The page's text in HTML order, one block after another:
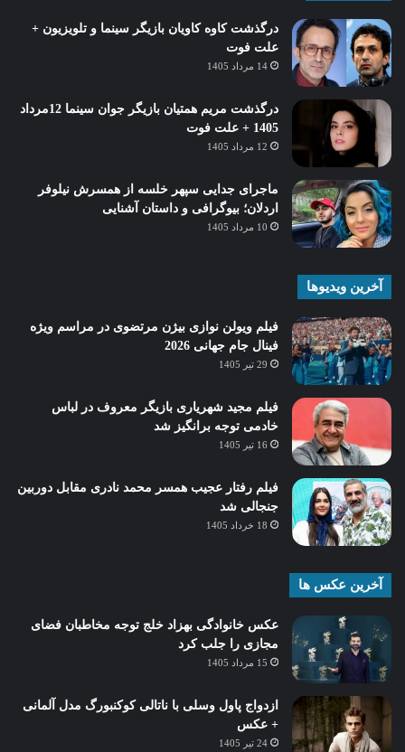
درگذشت کاوه کاویان بازیگر سینما و تلویزیون +
علت فوت
14 مرداد 1405
درگذشت مریم همتیان بازیگر جوان سینما 12مرداد
1405 + علت فوت
12 مرداد 1405
ماجرای جدایی سپهر خلسه از همسرش نیلوفر
اردلان؛ بیوگرافی و داستان آشنایی
10 مرداد 1405
آخرین ویدیوها
فیلم ویولن نوازی بیژن مرتضوی در مراسم ویژه
فینال جام جهانی 2026
29 تیر 1405
فیلم مجید شهریاری بازیگر معروف در لباس
خادمی توجه برانگیز شد
16 تیر 1405
فیلم رفتار عجیب همسر محمد نادری مقابل دوربین
جنجالی شد
18 خرداد 1405
آخرین عکس ها
عکس خانوادگی بهزاد خلج توجه مخاطبان فضای
مجازی را جلب کرد
15 مرداد 1405
ازدواج پاول وسلی با ناتالی کوکنبورگ مدل آلمانی
+ عکس
24 تیر 1405